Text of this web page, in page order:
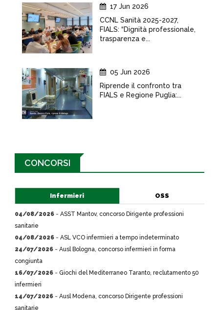
17 Jun 2026
CCNL Sanità 2025-2027,
FIALS: “Dignità professionale,
trasparenza e...
05 Jun 2026
Riprende il confronto tra
FIALS e Regione Puglia:...
CONCORSI
Infermieri OSS
04/08/2026 - ASST Mantov, concorso Dirigente professioni
sanitarie
04/08/2026 - ASL VCO infermieri a tempo indeterminato
24/07/2026 - Ausl Bologna, concorso infermieri in forma
congiunta
16/07/2026 - Giochi del Mediterraneo Taranto, reclutamento 50
infermieri
14/07/2026 - Ausl Modena, concorso Dirigente professioni
sanitarie